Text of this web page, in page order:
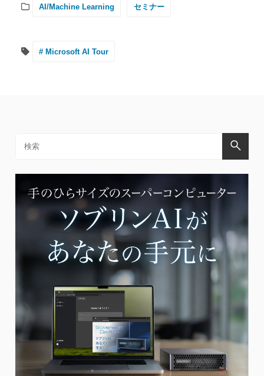
AI/Machine Learning セミナー
# Microsoft AI Tour